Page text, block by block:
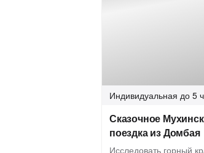
Индивидуальная до 5
Сказочное
поездка из Домбая
Исследовать горный